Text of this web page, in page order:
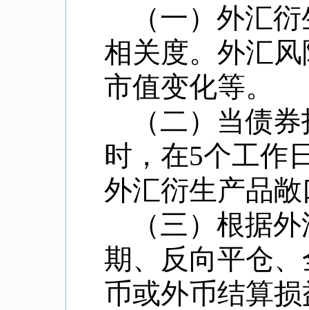
（一）外汇
相关度。外汇
市值变化等。
（二）当债
时，在5个工作
外汇衍生产品
（三）根据
期、反向平仓
币或外币结算